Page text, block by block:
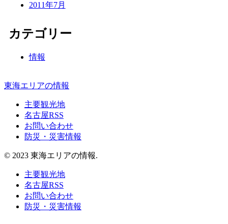
2011年7月
カテゴリー
情報
東海エリアの情報
主要観光地
名古屋RSS
お問い合わせ
防災・災害情報
© 2023 東海エリアの情報.
主要観光地
名古屋RSS
お問い合わせ
防災・災害情報